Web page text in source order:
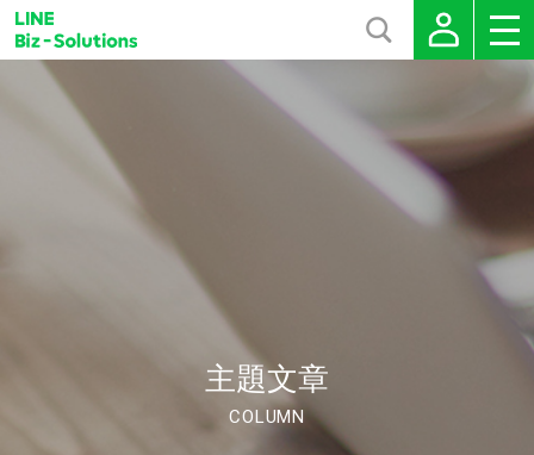
主題文章
COLUMN